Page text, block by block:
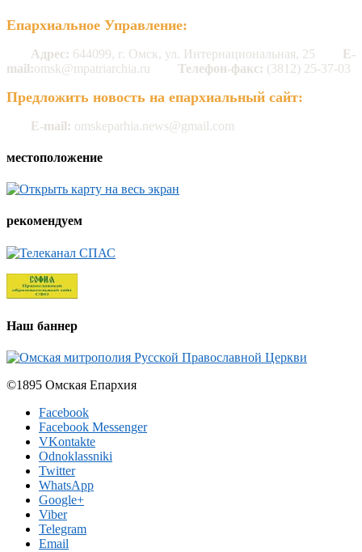
Епархиальное Управление:
Адрес: 644099, г. Омск, ул. Интернациональная, 25
E-
mail:omsk@mpatriarchia.ru Телефон-факс: (3812) 25-37-03
Предложить новость на епархиальный сайт:
E-mail: omskeparhia.news@gmail.com
местоположение
рекомендуем
Наш баннер
©1895 Омская Епархия
Facebook
Facebook Messenger
VKontakte
Odnoklassniki
Twitter
WhatsApp
Google+
Viber
Telegram
Email